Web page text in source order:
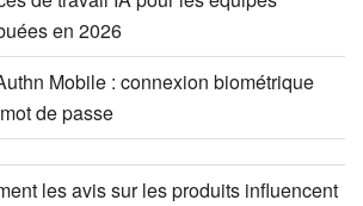
en 2026
Mobile : connexion biométrique
de passe
les avis sur les produits influencent